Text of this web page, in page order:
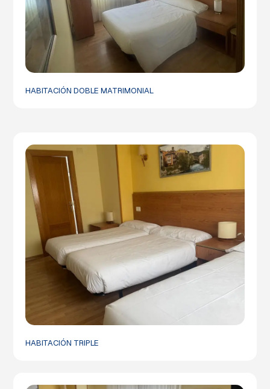
HABITACIÓN DOBLE MATRIMONIAL
HABITACIÓN TRIPLE